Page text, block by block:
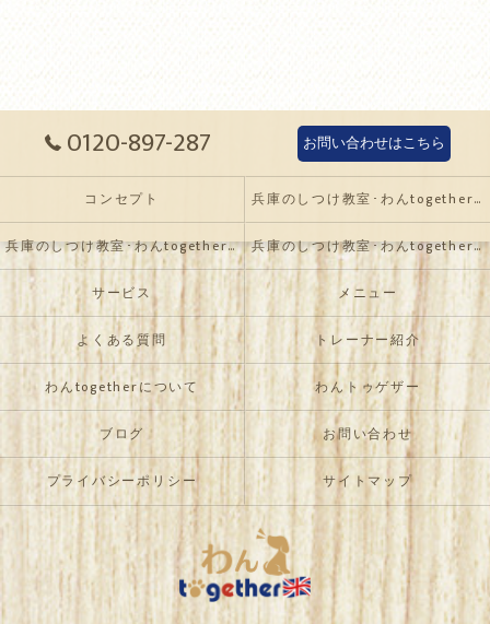
0120-897-287 お問い合わせはこちら
コンセプト 兵庫のしつけ教室･わんtogetherの口コミ情報
兵庫のしつけ教室･わんtogetherの評判 兵庫のしつけ教室･わんtogetherのお客様の声
サービス メニュー
よくある質問 トレーナー紹介
わんtogetherについて わんトゥゲザー
ブログ お問い合わせ
プライバシーポリシー サイトマップ